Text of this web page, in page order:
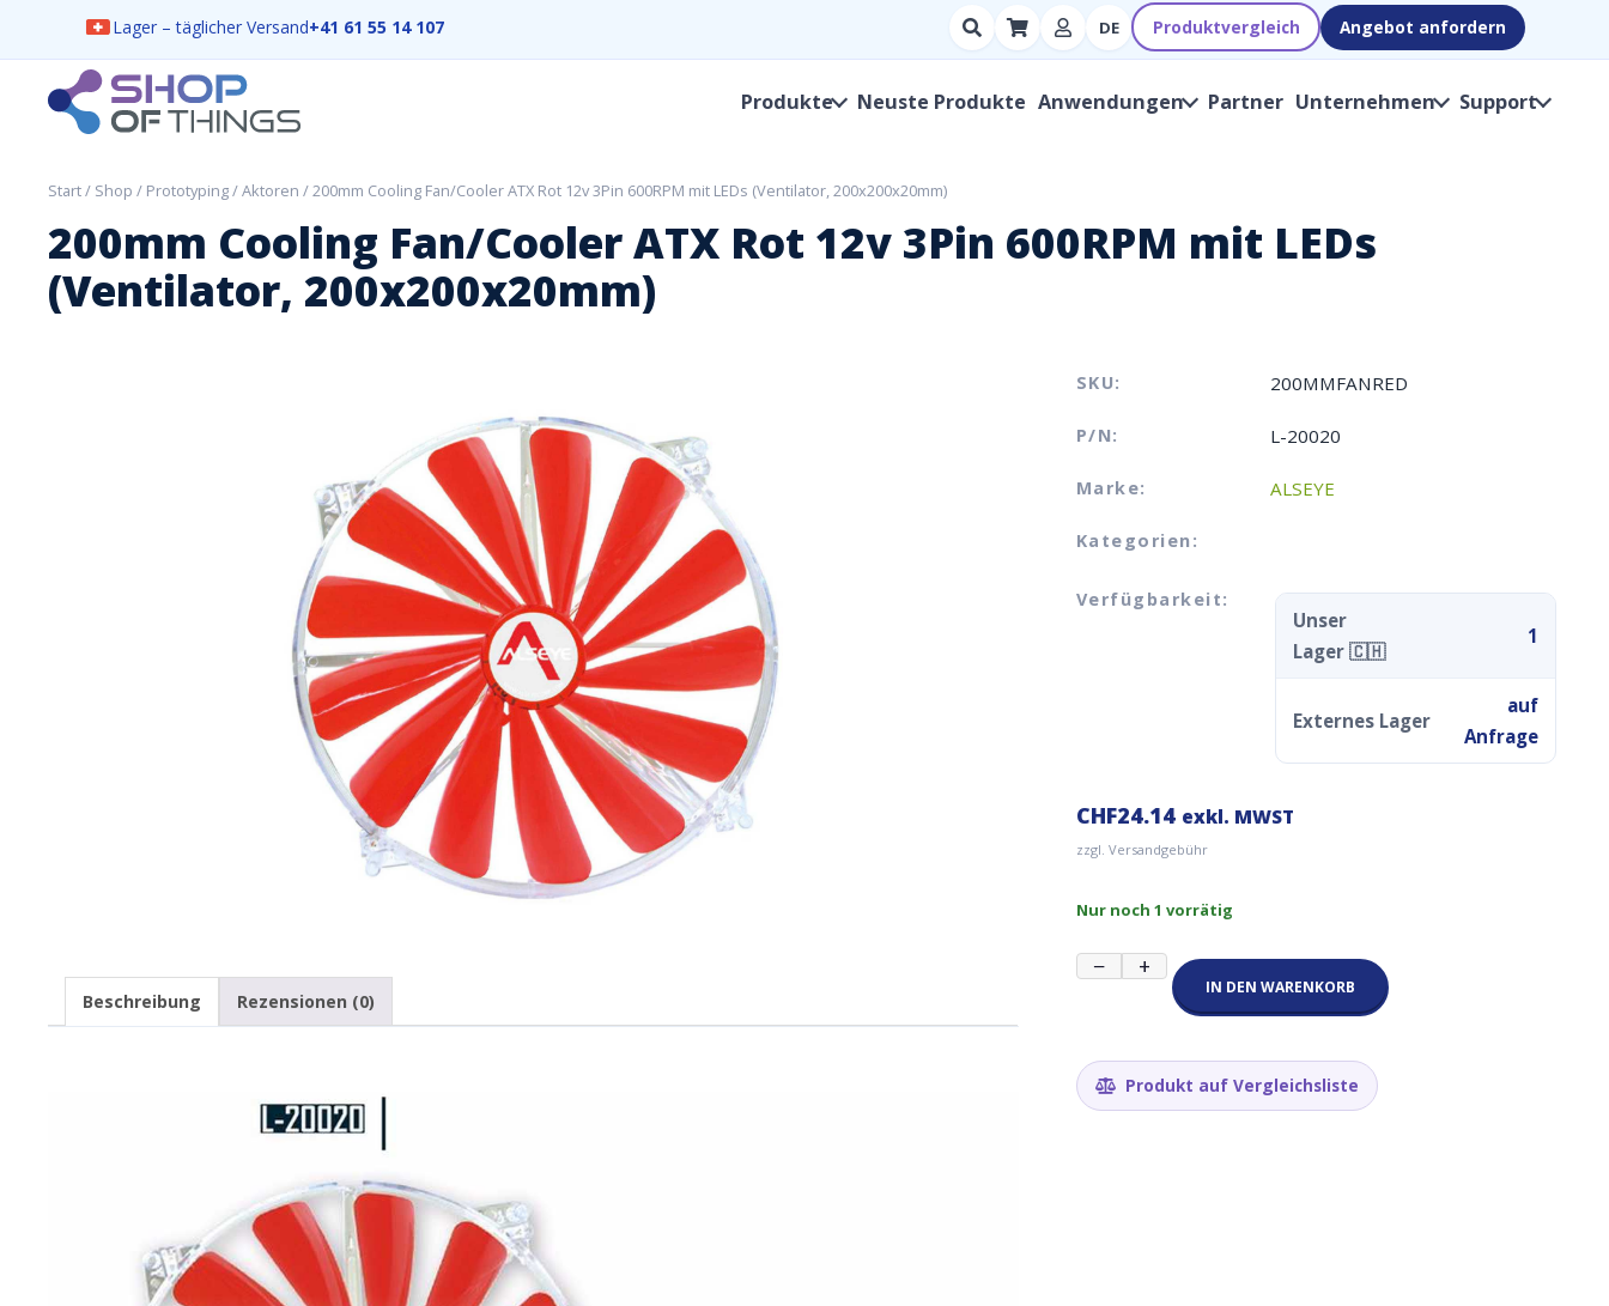
Lager – täglicher Versand+41 61 55 14 107
Suchen
nach
Hersteller,
DE Produktvergleich Angebot anfordern
ShopOfThings
Produkte Neuste Produkte Anwendungen Partner Unternehmen Support
Start/ Shop / Prototyping/Aktoren / 200mm Cooling Fan/Cooler ATX Rot 12v 3Pin 600RPM mit LEDs (Ventilator, 200x200x20mm)
200mm Cooling Fan/Cooler ATX Rot 12v 3Pin 600RPM mit LEDs
(Ventilator, 200x200x20mm)
SKU: 200MMFANRED
P/N: L-20020
Marke: ALSEYE
Kategorien:
Verfügbarkeit:
Unser
Lager 🇨🇭
1
Externes Lager
auf
Anfrage
CHF24.14 exkl. MWST
zzgl. Versandgebühr
Nur noch 1 vorrätig
−
200mm
Cooling
12v
3Pin
+
IN DEN WARENKORB
Produkt auf Vergleichsliste
Beschreibung Rezensionen (0)